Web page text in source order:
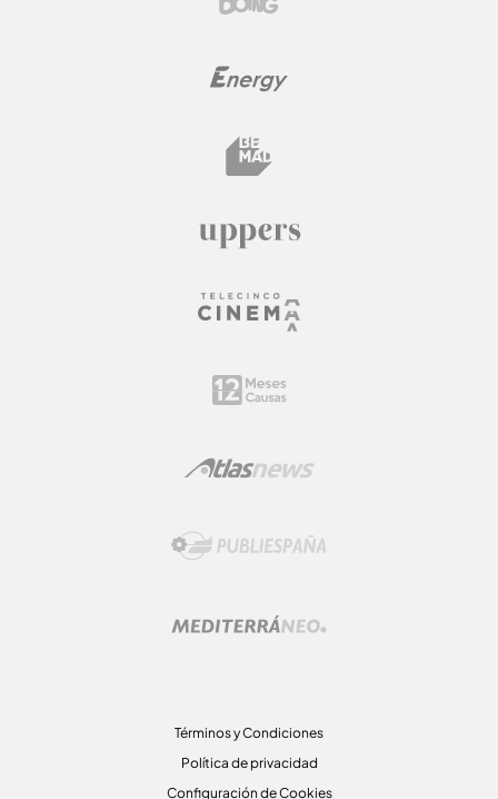
Términos y Condiciones
Política de privacidad
Configuración de Cookies